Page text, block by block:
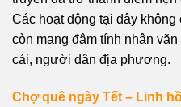
Các hoạt động tại đây
còn mang đậm tính nhân
cái, người dân địa phương.
Chợ quê ngày Tết – Linh